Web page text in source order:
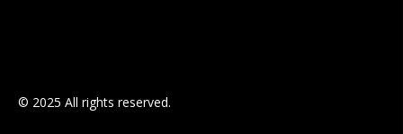
© 2025 All rights reserved.